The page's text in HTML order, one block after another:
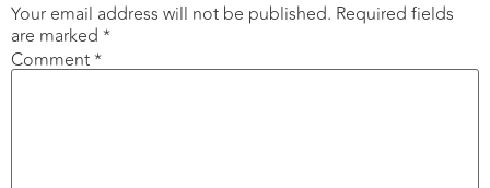
Your email address will not be published. Required fields
are marked *
Comment*